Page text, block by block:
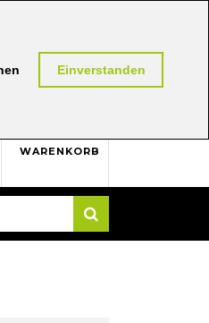
Einverstanden
Rückgaberecht
WARENKORB
0